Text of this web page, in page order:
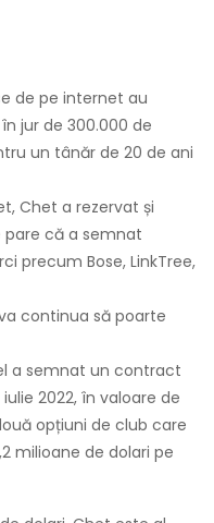
de pe internet au
jur de 300.000 de
un tânăr de 20 de ani
Chet a rezervat și
pare că a semnat
precum Bose, LinkTree,
continua să poarte
a semnat un contract
2022, în valoare de
opțiuni de club care
milioane de dolari pe